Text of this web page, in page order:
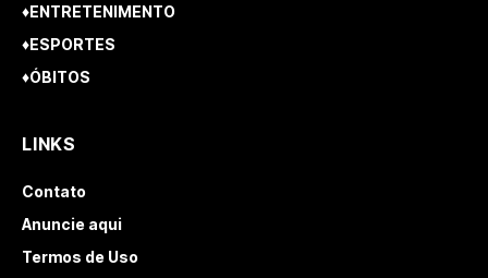
♦ENTRETENIMENTO
♦ESPORTES
♦ÓBITOS
LINKS
Contato
Anuncie aqui
Termos de Uso